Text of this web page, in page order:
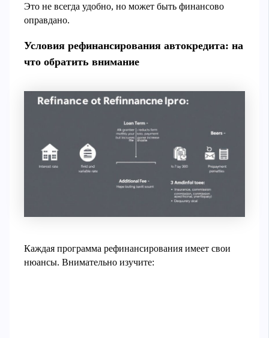
Это не всегда удобно, но может быть финансово
оправдано.
Условия рефинансирования автокредита: на
что обратить внимание
Каждая программа рефинансирования имеет свои
нюансы. Внимательно изучите: